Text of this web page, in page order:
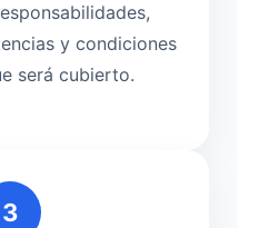
y condiciones
será cubierto.
3